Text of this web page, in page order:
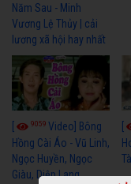
Năm Sau - Minh
Vương Lệ Thủy | cải
lương xã hội hay nhất
9059 Video] Bông
Hồng Cài Áo - Vũ Linh,
Ngọc Huyền, Ngọc
Giàu, Diệp Lang